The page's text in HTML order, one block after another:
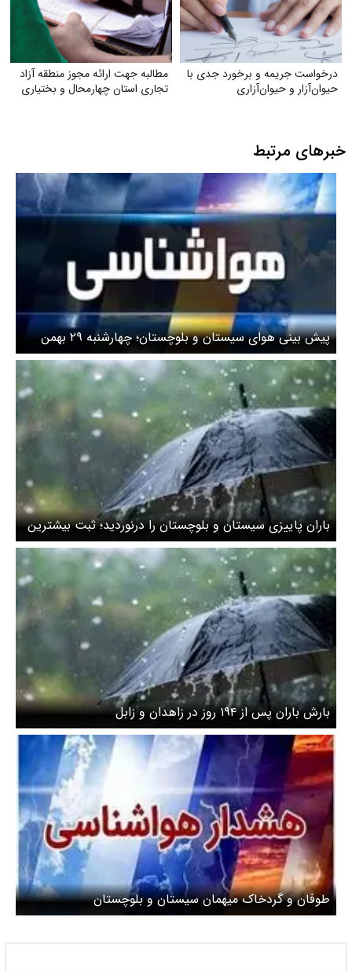
درخواست جریمه و برخورد جدی با
حیوان‌آزار و حیوان‌آزاری
مطالبه جهت ارائه مجوز منطقه آزاد
تجاری استان چهارمحال و بختیاری
خبرهای مرتبط
پیش بینی هوای سیستان و بلوچستان؛ چهارشنبه ۲۹ بهمن
۱۴۰۴/ وزش باد شدید و گرد و غبار در راه است
باران پاییزی سیستان و بلوچستان را درنوردید؛ ثبت بیشترین
بارش با ۲۷ میلی‌متر در بزمان
بارش باران پس از ۱۹۴ روز در زاهدان و زابل
طوفان و گردخاک میهمان سیستان و بلوچستان